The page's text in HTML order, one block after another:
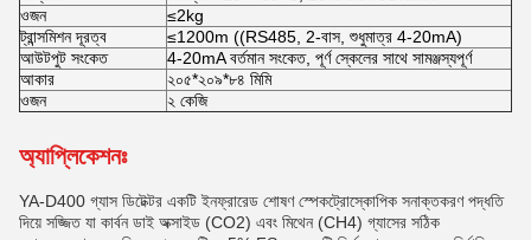
ওজন
≤2kg
ট্রান্সমিশন দূরত্ব
≤1200m ((RS485, 2-বাস, শুধুমাত্র 4-20mA)
আউটপুট সংকেত
4-20mA বর্তমান সংকেত, পূর্ণ স্কেলের সাথে সামঞ্জস্যপূর্ণ
আকার
২০৫*২০৯*৮৪ মিমি
ওজন
২ কেজি
অ্যাপ্লিকেশনঃ
YA-D400 গ্যাস ডিটেক্টর একটি ইনফ্রারেড শোষণ স্পেকট্রোস্কোপিক সনাক্তকরণ পদ্ধতি
দিয়ে সজ্জিত যা কার্বন ডাই অক্সাইড (CO2) এবং মিথেন (CH4) গ্যাসের সঠিক